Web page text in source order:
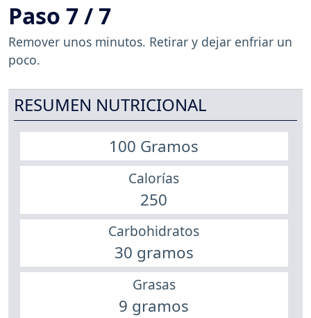
Paso 7 / 7
Remover unos minutos. Retirar y dejar enfriar un
poco.
RESUMEN NUTRICIONAL
100 Gramos
Calorías
250
Carbohidratos
30 gramos
Grasas
9 gramos